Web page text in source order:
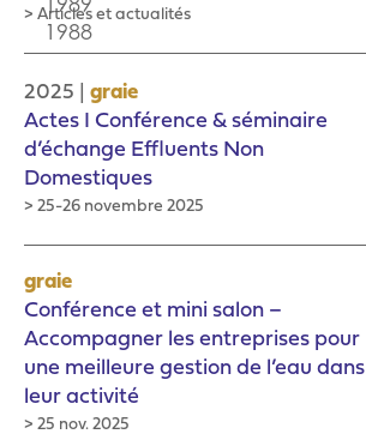
> Articles et actualités
2025 | graie
Actes I Conférence & séminaire
d’échange Effluents Non
Domestiques
> 25-26 novembre 2025
graie
Conférence et mini salon –
Accompagner les entreprises pour
une meilleure gestion de l’eau dans
leur activité
> 25 nov. 2025